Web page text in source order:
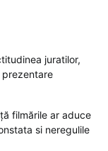
juratilor,
prezentare
filmările ar aduce
si neregulile